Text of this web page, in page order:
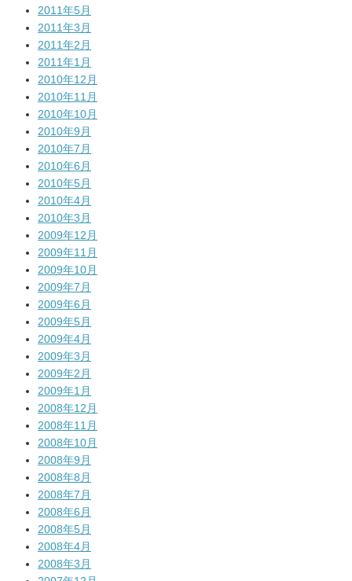
2011年5月
2011年3月
2011年2月
2011年1月
2010年12月
2010年11月
2010年10月
2010年9月
2010年7月
2010年6月
2010年5月
2010年4月
2010年3月
2009年12月
2009年11月
2009年10月
2009年7月
2009年6月
2009年5月
2009年4月
2009年3月
2009年2月
2009年1月
2008年12月
2008年11月
2008年10月
2008年9月
2008年8月
2008年7月
2008年6月
2008年5月
2008年4月
2008年3月